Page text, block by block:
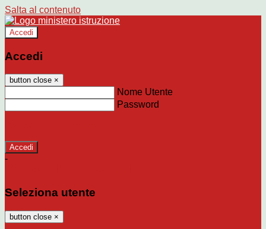
Salta al contenuto
Accedi
Accedi
button close ×
Nome Utente
Password
-
Seleziona utente
button close ×